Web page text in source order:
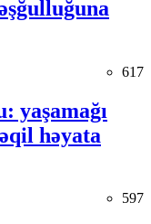
617
yaşamağı
həyata
597